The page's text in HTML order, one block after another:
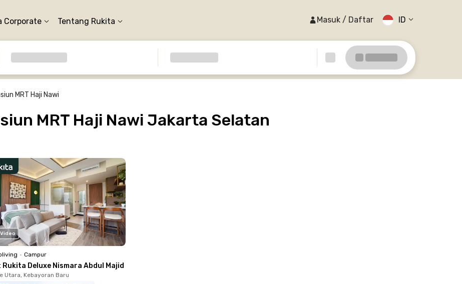
Corporate Tentang Rukita Masuk / Daftar ID
MRT Haji Nawi
MRT Haji Nawi Jakarta Selatan
Video
• Campur
Rukita Deluxe Nismara Abdul Majid
Utara, Kebayoran Baru